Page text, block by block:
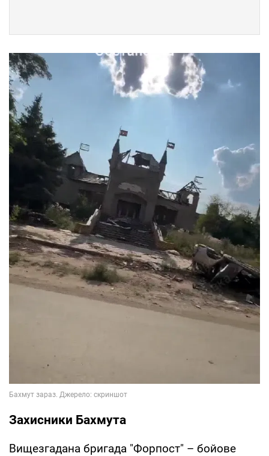
Захисники Бахмута
Вищезгадана бригада "Форпост" – бойове